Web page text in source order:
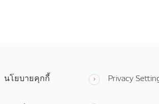
นโยบายคุกกี้ Privacy